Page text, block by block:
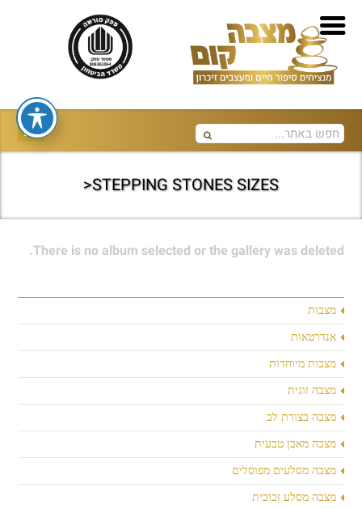
STEPPING STONES SIZES<
מצבות
אנדרטאות
מצבות מיוחדות
מצבה זוגית
מצבה בצורת לב
מצבה מאבן טבעית
מצבה מסלעים מפוסלים
מצבה מסלע זכוכית
There is no album selected or the gallery was deleted.